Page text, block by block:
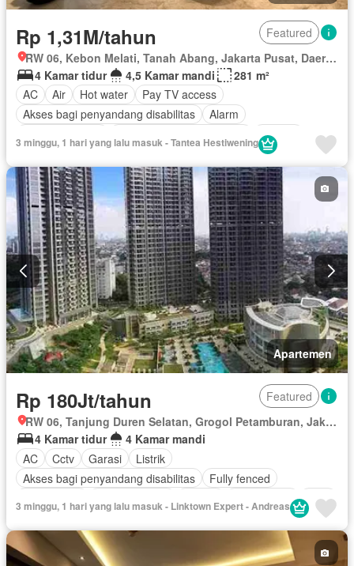
Rp 1,31M/tahun
Featured
RW 06, Kebon Melati, Tanah Abang, Jakarta Pusat, Daerah Khusus Ibukota Jakarta
4 Kamar tidur
4,5 Kamar mandi
281 m²
AC
Air Hot water
Pay TV access
Akses bagi penyandang disabilitas
Alarm
Jacuzzi
Cctv Dapur terpadu
Gym
Interkom Internet Kabel video
Ruang kantor
Keamanan
Keamanan 24 jam
Kolam renang
Lapangan tenis
Pramutamu
Lemari pakaian bawaan
Angkat
Listrik Fully fenced
Secure parking
Pemanasan
Pemandangan panorama
Pustaka
Rumah jaga
Ruang layanan Sauna Spa
Taman
Telephone
Televisi Garasi Teras Halaman
Wifi
Berperabot lengkap
3 minggu, 1 hari yang lalu masuk - Tantea Hestiwening
Apartemen
Rp 180Jt/tahun
Featured
RW 06, Tanjung Duren Selatan, Grogol Petamburan, Jakarta Barat, Daerah Khusus Ibukota Jakarta
4 Kamar tidur
4 Kamar mandi
AC
Cctv Garasi
Listrik
Akses bagi penyandang disabilitas
Fully fenced
Gym
Dapur terpadu
Secure parking
Keamanan
Spa Kolam renang
Lapangan tenis
Teras Televisi
Keamanan 24 jam
3 minggu, 1 hari yang lalu masuk - Linktown Expert - Andreas